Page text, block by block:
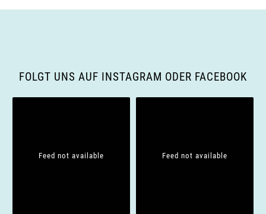
v
a
FOLGT UNS AUF INSTAGRAM ODER FACEBOOK
Feed not available Feed not available